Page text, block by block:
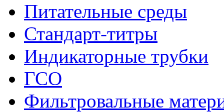
Питательные среды
Стандарт-титры
Индикаторные трубки
ГСО
Фильтровальные